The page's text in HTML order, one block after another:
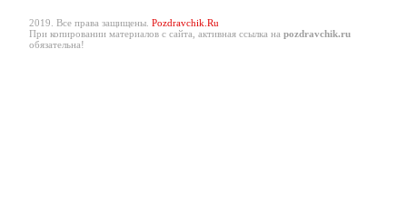
2019. Все права защищены. Pozdravchik.Ru
При копировании материалов с сайта, активная ссылка на pozdravchik.ru
обязательна!